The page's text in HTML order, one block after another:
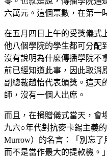
六萬元。這個票數，在第一
在五月四日上午的受獎儀式
他八個學院的學生都可分配
沒有說明為什麼傳播學院不
前已經知道此事，因此取消
副總裁趙怡代表頒獎。這天
師，沒有一個人出席。
而且，在捐贈儀式當天，會
九六○年代對抗麥卡錫主義
Murrow）的名言：「別忘了
而不是當作最大的提款機。」